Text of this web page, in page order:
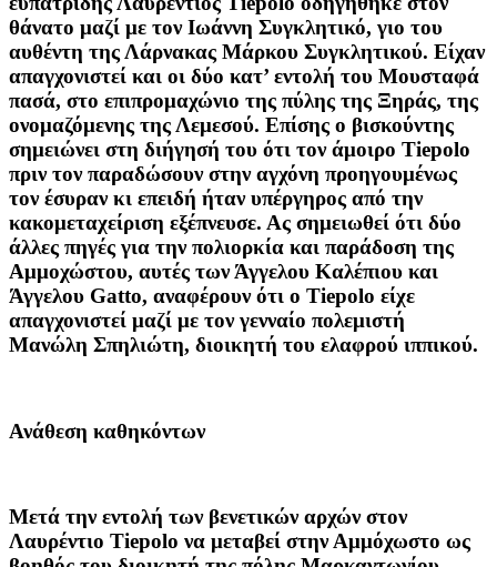
θάνατο μαζί με τον Ιωάννη Συγκλητικό, γιο του
αυθέντη της Λάρνακας Μάρκου Συγκλητικού. Είχαν
απαγχονιστεί και οι δύο κατ’ εντολή του Μουσταφά
πασά, στο επιπρομαχώνιο της πύλης της Ξηράς, της
ονομαζόμενης της Λεμεσού. Επίσης ο βισκούντης
σημειώνει στη διήγησή του ότι τον άμοιρο Tiepolo
πριν τον παραδώσουν στην αγχόνη προηγουμένως
τον έσυραν κι επειδή ήταν υπέργηρος από την
κακομεταχείριση εξέπνευσε. Ας σημειωθεί ότι δύο
άλλες πηγές για την πολιορκία και παράδοση της
Αμμοχώστου, αυτές των Άγγελου Καλέπιου και
Άγγελου Gatto, αναφέρουν ότι ο Tiepolo είχε
απαγχονιστεί μαζί με τον γενναίο πολεμιστή
Μανώλη Σπηλιώτη, διοικητή του ελαφρού ιππικού.
Ανάθεση καθηκόντων
Μετά την εντολή των βενετικών αρχών στον
Λαυρέντιο Tiepolo να μεταβεί στην Αμμόχωστο ως